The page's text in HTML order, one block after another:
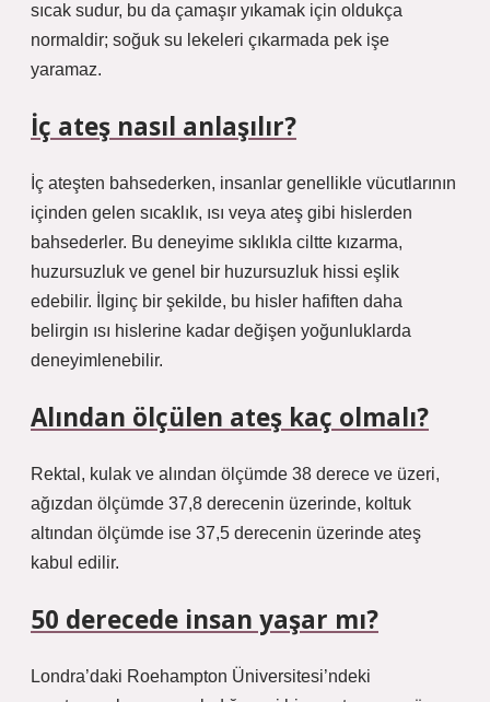
sıcak sudur, bu da çamaşır yıkamak için oldukça
normaldir; soğuk su lekeleri çıkarmada pek işe
yaramaz.
İç ateş nasıl anlaşılır?
İç ateşten bahsederken, insanlar genellikle vücutlarının
içinden gelen sıcaklık, ısı veya ateş gibi hislerden
bahsederler. Bu deneyime sıklıkla ciltte kızarma,
huzursuzluk ve genel bir huzursuzluk hissi eşlik
edebilir. İlginç bir şekilde, bu hisler hafiften daha
belirgin ısı hislerine kadar değişen yoğunluklarda
deneyimlenebilir.
Alından ölçülen ateş kaç olmalı?
Rektal, kulak ve alından ölçümde 38 derece ve üzeri,
ağızdan ölçümde 37,8 derecenin üzerinde, koltuk
altından ölçümde ise 37,5 derecenin üzerinde ateş
kabul edilir.
50 derecede insan yaşar mı?
Londra’daki Roehampton Üniversitesi’ndeki